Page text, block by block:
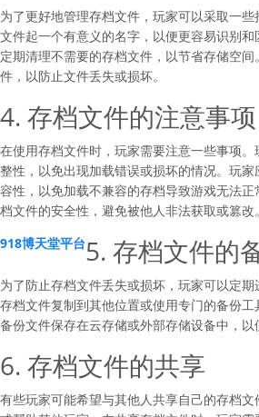
为了更好地管理存档文件，玩家可以采取一
文件起一个有意义的名字，以便更容易识别
定期清理不需要的存档文件，以节省存储空
件，以防止文件丢失或损坏。
4. 存档文件的注意事项
在使用存档文件时，玩家需要注意一些事项
整性，以免出现加载错误或损坏的情况。玩
容性，以免加载不兼容的存档导致游戏无法
档文件的安全性，避免被他人非法获取或篡改。
918博天堂平台5. 存档文件的
为了防止存档文件丢失或损坏，玩家可以定
存档文件复制到其他位置或使用专门的备份
备份文件保存在云存储或外部存储设备中，以
6. 存档文件的共享
有些玩家可能希望与其他人共享自己的存档